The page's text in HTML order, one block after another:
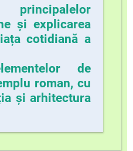
principalelor
și explicarea
cotidiană a
de
roman, cu
și arhitectura